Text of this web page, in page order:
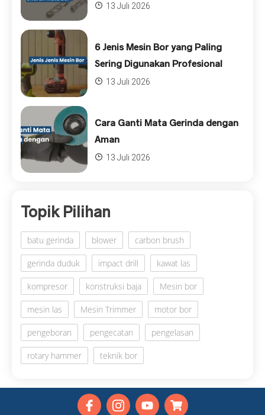
13 Juli 2026
6 Jenis Mesin Bor yang Paling
Sering Digunakan Profesional
13 Juli 2026
Cara Ganti Mata Gerinda dengan
Aman
13 Juli 2026
Topik Pilihan
batu gerinda blower carbon brush
gerinda duduk impact drill kawat las
kompresor konstruksi baja Mesin bor
mesin las Mesin Trimmer motor bor
pengeboran pengecatan pengelasan
rotary hammer teknik bor